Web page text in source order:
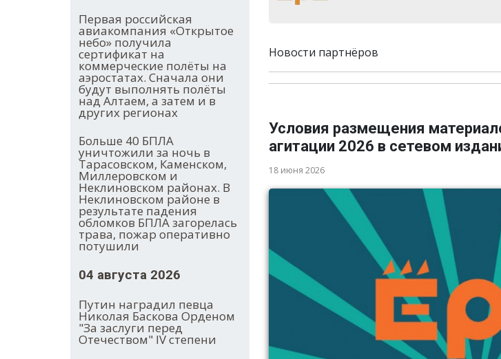
Первая российская
авиакомпания «Открытое
небо» получила
сертификат на
коммерческие полёты на
аэростатах. Сначала они
будут выполнять полёты
над Алтаем, а затем и в
других регионах
Больше 40 БПЛА
уничтожили за ночь в
Тарасовском, Каменском,
Миллеровском и
Неклиновском районах. В
Неклиновском районе в
результате падения
обломков БПЛА загорелась
трава, пожар оперативно
потушили
04 августа 2026
Путин наградил певца
Николая Баскова Орденом
"За заслуги перед
Отечеством" IV степени
Новости партнёров
Условия размещения
агитации 2026 в сетевом
18 июня 2026